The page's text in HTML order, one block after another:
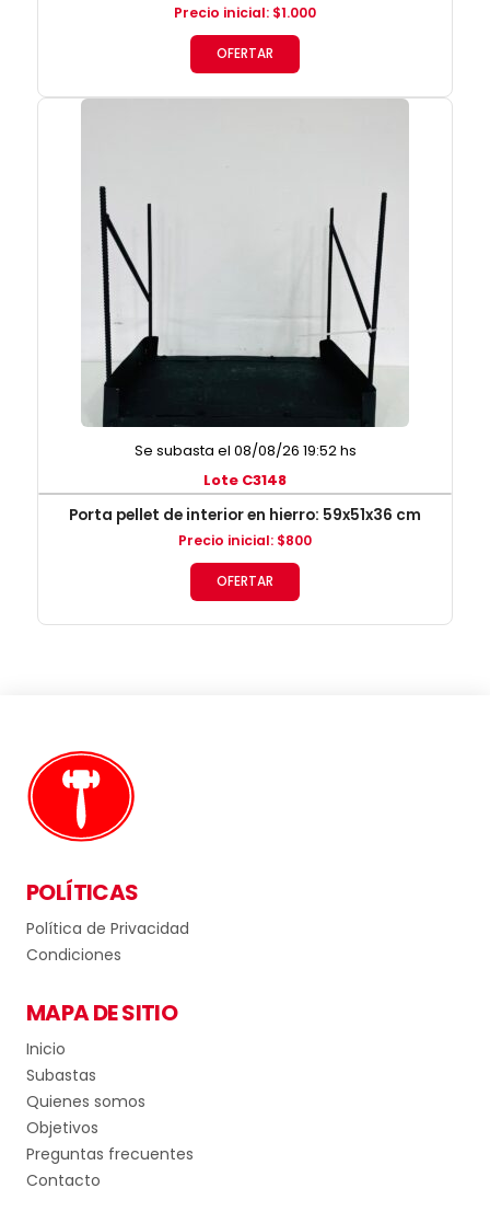
Precio inicial: $1.000
OFERTAR
Se subasta el 08/08/26 19:52 hs
Lote C3148
Porta pellet de interior en hierro: 59x51x36 cm
Precio inicial: $800
OFERTAR
POLÍTICAS
Política de Privacidad
Condiciones
MAPA DE SITIO
Inicio
Subastas
Quienes somos
Objetivos
Preguntas frecuentes
Contacto